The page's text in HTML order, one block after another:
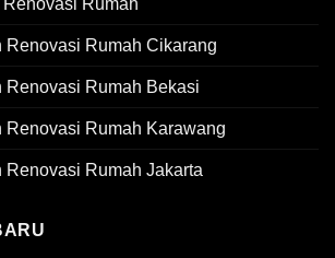
Renovasi Rumah Cikarang
Renovasi Rumah Bekasi
Renovasi Rumah Karawang
Rumah Jakarta